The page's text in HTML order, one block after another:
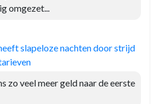
omgezet...
slapeloze nachten door strijd
zo veel meer geld naar de eerste